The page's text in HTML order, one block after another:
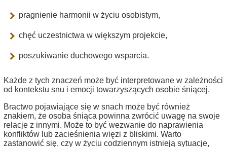
pragnienie harmonii w życiu osobistym,
chęć uczestnictwa w większym projekcie,
poszukiwanie duchowego wsparcia.
Każde z tych znaczeń może być interpretowane w zależności
od kontekstu snu i emocji towarzyszących osobie śniącej.
Bractwo pojawiające się w snach może być również
znakiem, że osoba śniąca powinna zwrócić uwagę na swoje
relacje z innymi. Może to być wezwanie do naprawienia
konfliktów lub zacieśnienia więzi z bliskimi. Warto
zastanowić się, czy w życiu codziennym istnieją sytuacje,